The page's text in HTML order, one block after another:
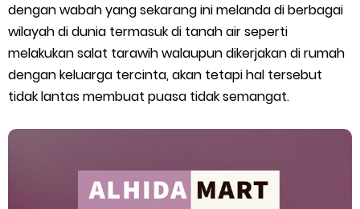
Cara Transfer Gopay ke Shopeepay Tanpa Potongan
Cara Ping Server Shopee Food 2022
Cara Menghubungi CS Lalamove dan Jam Operasionalnya
DNS Server Gojek Driver Terbaru 2026: Panduan Lengkap DNS
dengan wabah yang sekarang ini melanda di berbagai
wilayah di dunia termasuk di tanah air seperti
melakukan salat tarawih walaupun dikerjakan di rumah
dengan keluarga tercinta, akan tetapi hal tersebut
tidak lantas membuat puasa tidak semangat.